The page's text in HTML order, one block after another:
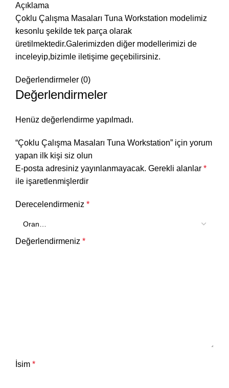
Açıklama
Çoklu Çalışma Masaları Tuna Workstation modelimiz
kesonlu şekilde tek parça olarak
üretilmektedir.Galerimizden diğer modellerimizi de
inceleyip,bizimle iletişime geçebilirsiniz.
Değerlendirmeler (0)
Değerlendirmeler
Henüz değerlendirme yapılmadı.
“Çoklu Çalışma Masaları Tuna Workstation” için yorum
yapan ilk kişi siz olun
E-posta adresiniz yayınlanmayacak. Gerekli alanlar *
ile işaretlenmişlerdir
Derecelendirmeniz *
Değerlendirmeniz *
İsim *